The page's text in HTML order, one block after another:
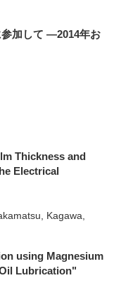
加して ―2014年お
Thickness and
Electrical
Kagawa,
using Magnesium
Lubrication"